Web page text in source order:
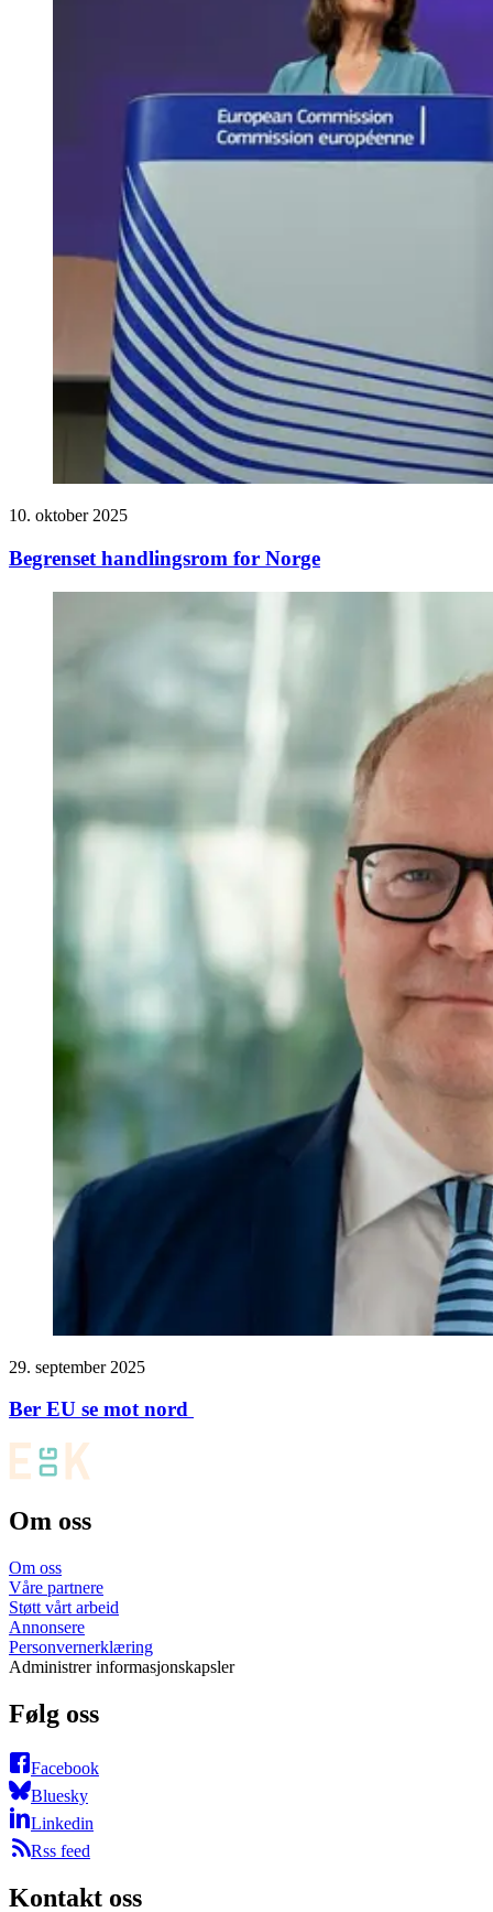
10. oktober 2025
Begrenset handlingsrom for Norge
29. september 2025
Ber EU se mot nord
Om oss
Om oss
Våre partnere
Støtt vårt arbeid
Annonsere
Personvernerklæring
Administrer informasjonskapsler
Følg oss
Facebook
Bluesky
Linkedin
Rss feed
Kontakt oss